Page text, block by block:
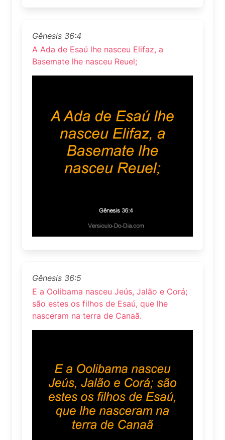
Gênesis 36:4
A Ada de Esaú lhe nasceu Elifaz, a
Basemate lhe nasceu Reuel;
Gênesis 36:5
E a Oolibama nasceu Jeús, Jalão e Corá;
são estes os filhos de Esaú, que lhe
nasceram na terra de Canaã.